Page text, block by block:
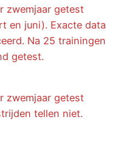
zwemjaar getest
en juni). Exacte data
Na 25 trainingen
getest.
zwemjaar getest
tellen niet.